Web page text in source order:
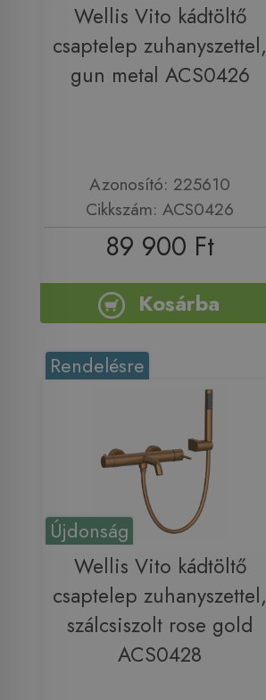
Wellis Vito kádtöltő
csaptelep zuhanyszettel,
gun metal ACS0426
Azonosító: 225610
Cikkszám: ACS0426
89 900 Ft
Kosárba
Újdonság
Rendelésre
Wellis Vito kádtöltő
csaptelep zuhanyszettel,
szálcsiszolt rose gold
ACS0428